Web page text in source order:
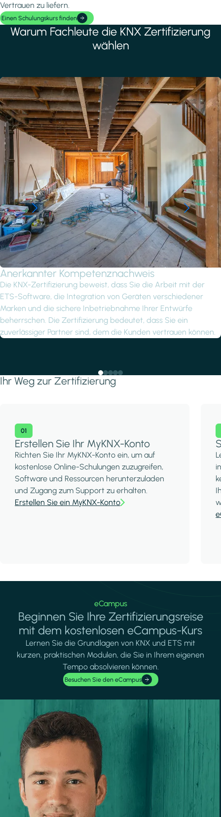
Vertrauen zu liefern.
Einen Schulungskurs finden
Warum Fachleute die KNX Zertifizierung
wählen
Anerkannter Kompetenznachweis
Die KNX-Zertifizierung beweist, dass Sie die Arbeit mit der
ETS-Software, die Integration von Geräten verschiedener
Marken und die sichere Inbetriebnahme Ihrer Entwürfe
beherrschen. Die Zertifizierung bedeutet, dass Sie ein
zuverlässiger Partner sind, dem die Kunden vertrauen können.
Ihr Weg zur Zertifizierung
01
Erstellen Sie Ihr MyKNX-Konto
Richten Sie Ihr MyKNX-Konto ein, um auf
kostenlose Online-Schulungen zuzugreifen,
Software und Ressourcen herunterzuladen
und Zugang zum Support zu erhalten.
Erstellen Sie ein MyKNX-Konto
eCampus
Beginnen Sie Ihre Zertifizierungsreise
mit dem kostenlosen eCampus-Kurs
Lernen Sie die Grundlagen von KNX und ETS mit
kurzen, praktischen Modulen, die Sie in Ihrem eigenen
Tempo absolvieren können.
Besuchen Sie den eCampus